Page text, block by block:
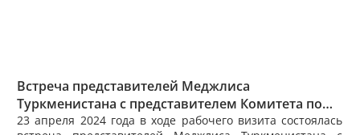
Встреча представителей Меджлиса
Туркменистана с представителем Комитета по
отраслевой экономике и экономической
23 апреля 2024 года в ходе рабочего визита состоялась